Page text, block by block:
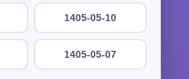
1405-05-10
1405-05-07